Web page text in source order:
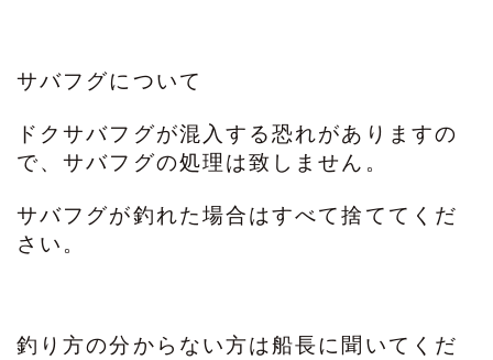
サバフグについて
ドクサバフグが混入する恐れがありますの
で、サバフグの処理は致しません。
サバフグが釣れた場合はすべて捨ててくだ
さい。
釣り方の分からない方は船長に聞いてくだ